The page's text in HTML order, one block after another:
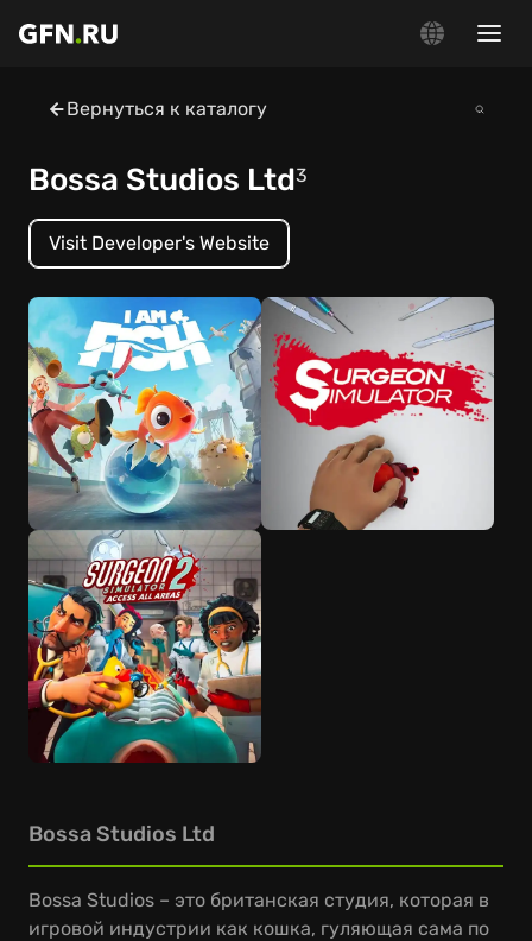
Вернуться к каталогу
Bossa Studios Ltd3
Visit Developer's Website
Bossa Studios Ltd
Bossa Studios – это британская студия, которая в
игровой индустрии как кошка, гуляющая сама по